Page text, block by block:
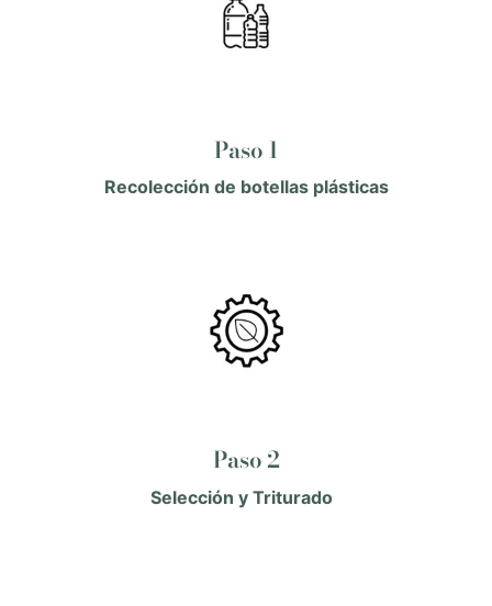
Paso 1
Recolección de botellas plásticas
Paso 2
Selección y Triturado